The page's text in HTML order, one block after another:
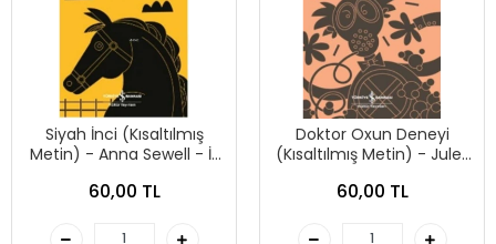
Siyah İnci (Kısaltılmış
Metin) - Anna Sewell - İş
60,00 TL
Doktor Oxun Deneyi
(Kısaltılmış Metin) - Jules
Yayınları
60,00 TL